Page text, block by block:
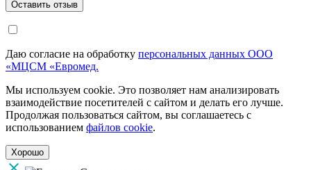
Даю согласие на обработку персональных данных ООО
«МЦСМ «Евромед.
Мы используем cookie. Это позволяет нам анализировать
взаимодействие посетителей с сайтом и делать его лучше.
Продолжая пользоваться сайтом, вы соглашаетесь с
использованием файлов cookie.
Хорошо